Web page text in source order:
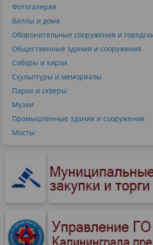
Фотогалерея
Виллы и дома
Оборонительные сооружения и
Общественные здания и сооружения
Соборы и кирхи
Скульптуры и мемориалы
Парки и скверы
Музеи
Промышленные здания и сооружения
Мосты